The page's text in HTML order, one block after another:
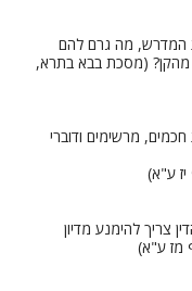
המדרש, מה גרם להם
מהקן? (מסכת בבא בתרא,
מרשימים ודוברי
ע"א)
צריך להימנע מדיון
מז ע"א)